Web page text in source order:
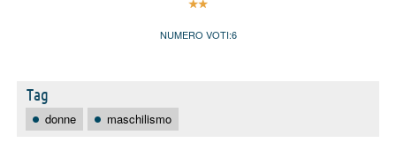
NUMERO VOTI:6
Tag
donne maschilismo